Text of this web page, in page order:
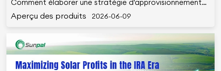
Comment élaborer une stratégie d'approvisionnement
solaire + stockage d'énergie indépendante d'une seule
région
Aperçu des produits 2026-06-09